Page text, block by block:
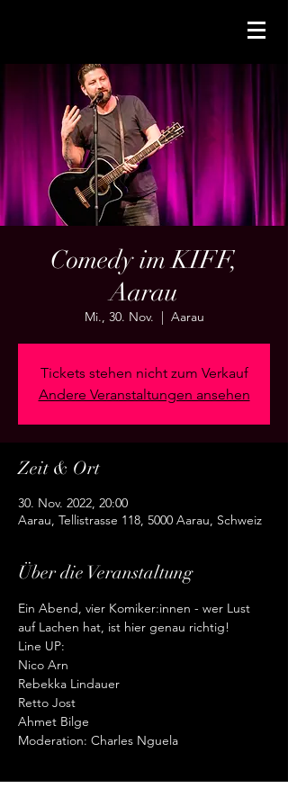
Comedy im KIFF,
Aarau
Mi., 30. Nov.
  |
Aarau
Tickets stehen nicht zum Verkauf
Andere Veranstaltungen ansehen
Zeit & Ort
30. Nov. 2022, 20:00
Aarau, Tellistrasse 118, 5000 Aarau, Schweiz
Über die Veranstaltung
Ein Abend, vier Komiker:innen - wer Lust
auf Lachen hat, ist hier genau richtig!
Line UP:
Nico Arn
Rebekka Lindauer
Retto Jost
Ahmet Bilge
Moderation: Charles Nguela